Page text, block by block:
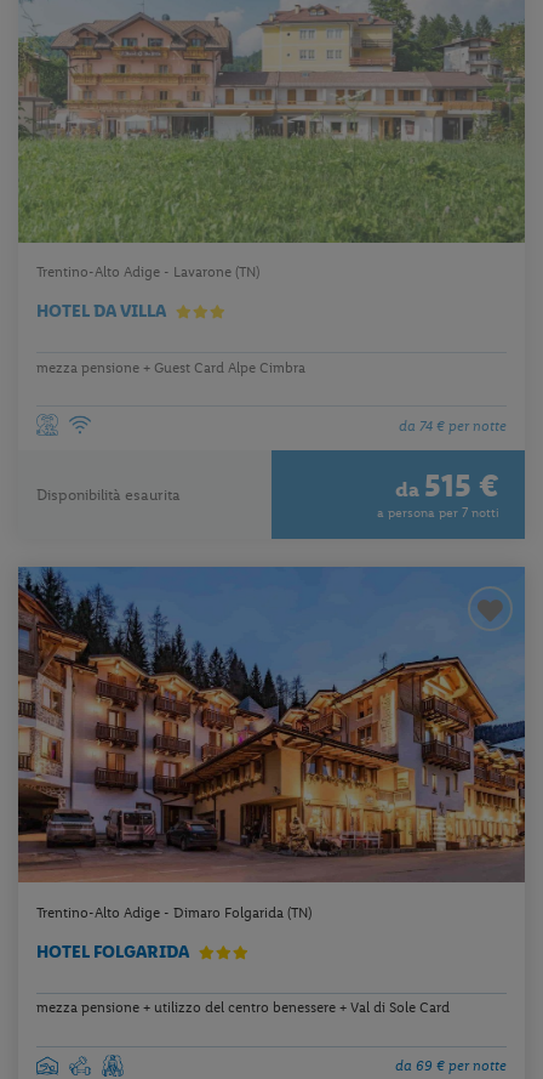
Trentino-Alto Adige - Lavarone (TN)
HOTEL DA VILLA
mezza pensione + Guest Card Alpe Cimbra
da 74 € per notte
Disponibilità esaurita da 515 €
a persona per 7 notti
Trentino-Alto Adige - Dimaro Folgarida (TN)
HOTEL FOLGARIDA
mezza pensione + utilizzo del centro benessere + Val di Sole Card
da 69 € per notte